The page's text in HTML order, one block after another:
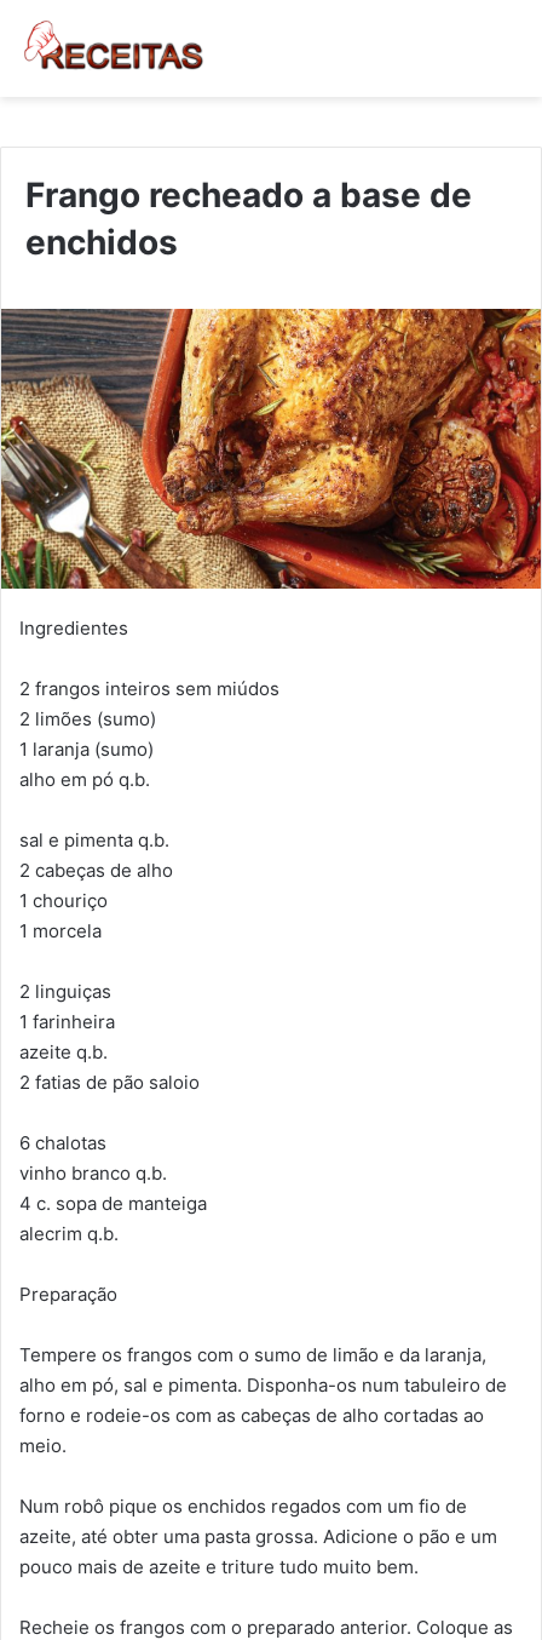
Frango recheado a base de
enchidos
Ingredientes
2 frangos inteiros sem miúdos
2 limões (sumo)
1 laranja (sumo)
alho em pó q.b.
sal e pimenta q.b.
2 cabeças de alho
1 chouriço
1 morcela
2 linguiças
1 farinheira
azeite q.b.
2 fatias de pão saloio
6 chalotas
vinho branco q.b.
4 c. sopa de manteiga
alecrim q.b.
Preparação
Tempere os frangos com o sumo de limão e da laranja,
alho em pó, sal e pimenta. Disponha-os num tabuleiro de
forno e rodeie-os com as cabeças de alho cortadas ao
meio.
Num robô pique os enchidos regados com um fio de
azeite, até obter uma pasta grossa. Adicione o pão e um
pouco mais de azeite e triture tudo muito bem.
Recheie os frangos com o preparado anterior. Coloque as